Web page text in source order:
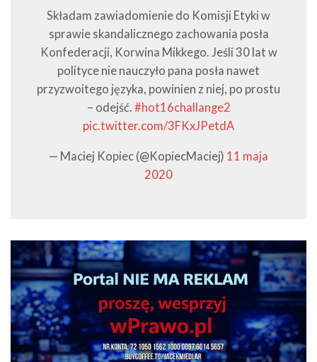
Składam zawiadomienie do Komisji Etyki w
sprawie skandalicznego zachowania posła
Konfederacji, Korwina Mikkego. Jeśli 30 lat w
polityce nie nauczyło pana posła nawet
przyzwoitego języka, powinien z niej, po prostu
– odejść. #hot16challange2
pic.twitter.com/3FKxJPetdA
— Maciej Kopiec (@KopiecMaciej) 11 maja
2020